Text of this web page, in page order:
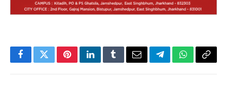
FacebookTwitterPinterestLinkedInTumblrEmailTelegramWhatsApp
Copy